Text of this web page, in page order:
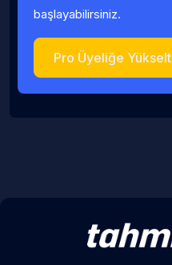
başlayabilirsiniz.
Pro Üyeliğe Yükselt